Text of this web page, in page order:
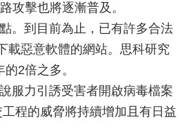
攻擊也將逐漸普及。
。到目前為止，已有許多合法
載惡意軟體的網站。思科研究
2倍之多。
服力引誘受害者開啟病毒檔案
程的威脅將持續增加且有日益